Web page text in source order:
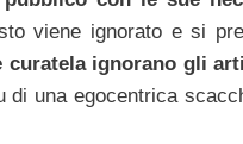
viene ignorato e si
curatela ignorano gli
di una egocentrica